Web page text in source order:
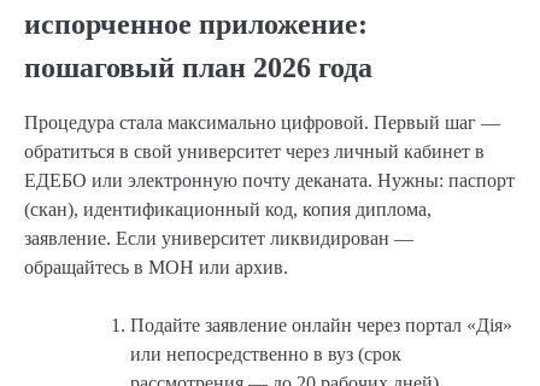
испорченное приложение:
пошаговый план 2026 года
Процедура стала максимально цифровой. Первый шаг —
обратиться в свой университет через личный кабинет в
ЕДЕБО или электронную почту деканата. Нужны: паспорт
(скан), идентификационный код, копия диплома,
заявление. Если университет ликвидирован —
обращайтесь в МОН или архив.
Подайте заявление онлайн через портал «Дія»
или непосредственно в вуз (срок